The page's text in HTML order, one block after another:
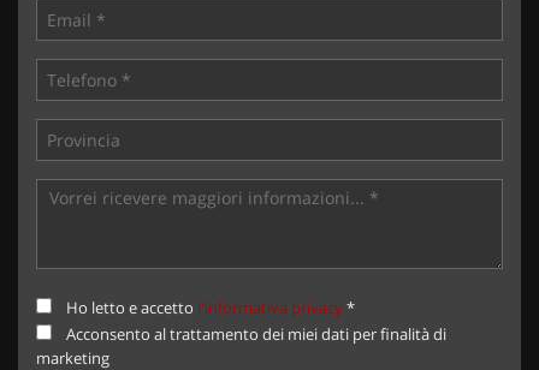
Ho letto e accetto l'informativa privacy*
Acconsento al trattamento dei miei dati per finalità di
marketing